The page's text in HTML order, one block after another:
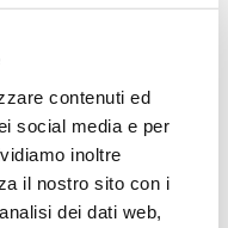
contenuti ed
social media e per
inoltre
il nostro sito con i
dei dati web,
CON